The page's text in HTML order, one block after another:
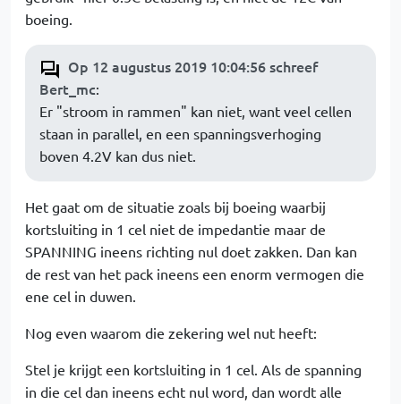
boeing.
Op 12 augustus 2019 10:04:56 schreef
Bert_mc:
Er "stroom in rammen" kan niet, want veel cellen
staan in parallel, en een spanningsverhoging
boven 4.2V kan dus niet.
Het gaat om de situatie zoals bij boeing waarbij
kortsluiting in 1 cel niet de impedantie maar de
SPANNING ineens richting nul doet zakken. Dan kan
de rest van het pack ineens een enorm vermogen die
ene cel in duwen.
Nog even waarom die zekering wel nut heeft:
Stel je krijgt een kortsluiting in 1 cel. Als de spanning
in die cel dan ineens echt nul word, dan wordt alle